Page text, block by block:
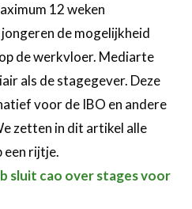
12 weken
de mogelijkheid
de werkvloer. Mediarte
als de stagegever. Deze
voor de IBO en andere
zetten in dit artikel alle
een rijtje.
sluit cao over stages voor